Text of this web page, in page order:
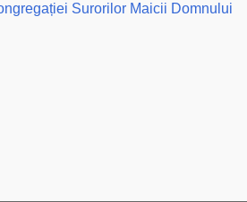
Surorilor Maicii Domnului